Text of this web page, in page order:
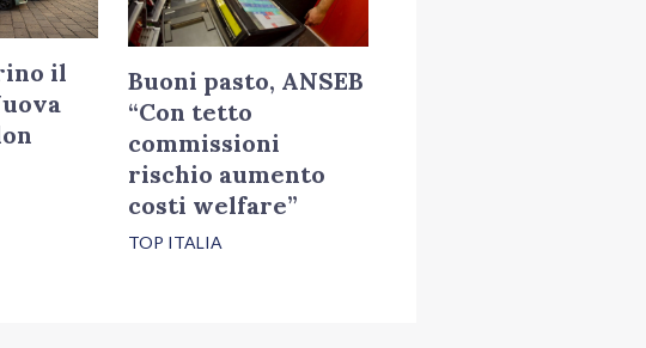
il
Buoni pasto, ANSEB
“Con tetto
commissioni
rischio aumento
costi welfare”
TOP ITALIA